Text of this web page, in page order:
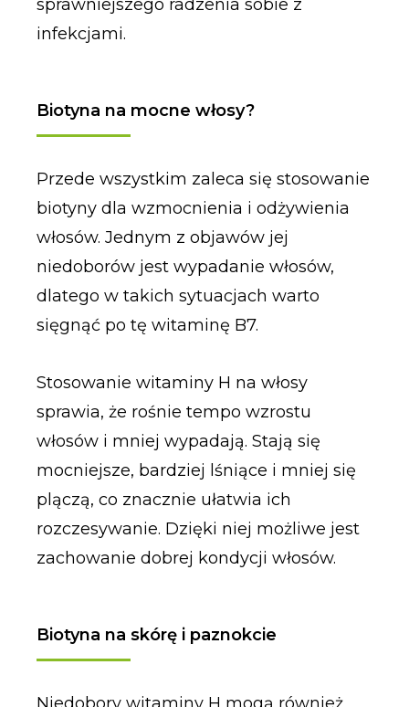
sprawniejszego radzenia sobie z
infekcjami.
Biotyna na mocne włosy?
Przede wszystkim zaleca się stosowanie
biotyny dla wzmocnienia i odżywienia
włosów. Jednym z objawów jej
niedoborów jest wypadanie włosów,
dlatego w takich sytuacjach warto
sięgnąć po tę witaminę B7.
Stosowanie witaminy H na włosy
sprawia, że rośnie tempo wzrostu
włosów i mniej wypadają. Stają się
mocniejsze, bardziej lśniące i mniej się
plączą, co znacznie ułatwia ich
rozczesywanie. Dzięki niej możliwe jest
zachowanie dobrej kondycji włosów.
Biotyna na skórę i paznokcie